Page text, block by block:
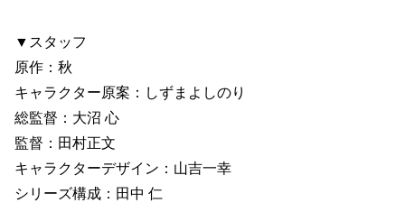
▼スタッフ
原作：秋
キャラクター原案：しずまよしのり
総監督：大沼 心
監督：田村正文
キャラクターデザイン：山吉一幸
シリーズ構成：田中 仁